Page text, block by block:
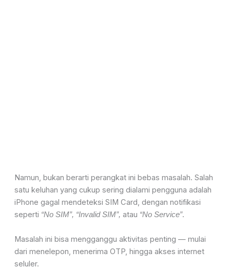
Namun, bukan berarti perangkat ini bebas masalah. Salah
satu keluhan yang cukup sering dialami pengguna adalah
iPhone gagal mendeteksi SIM Card, dengan notifikasi
seperti “No SIM”, “Invalid SIM”, atau “No Service”.
Masalah ini bisa mengganggu aktivitas penting — mulai
dari menelepon, menerima OTP, hingga akses internet
seluler.